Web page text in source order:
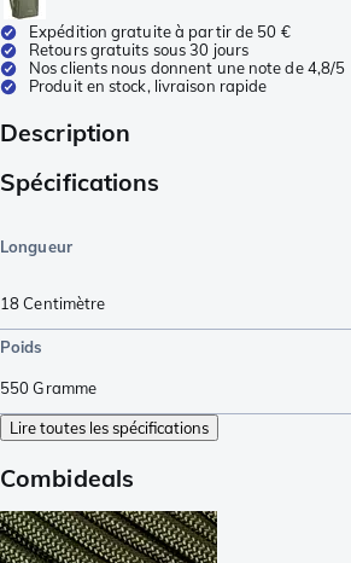
Expédition gratuite à partir de 50 €
Retours gratuits sous 30 jours
Nos clients nous donnent une note de 4,8/5
Produit en stock, livraison rapide
Description
Spécifications
Longueur
18Centimètre
Poids
550Gramme
Lire toutes les spécifications
Combideals